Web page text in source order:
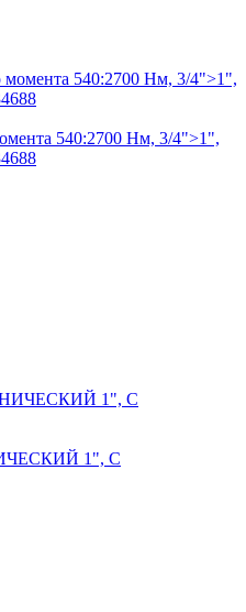
540:2700 Нм, 3/4">1",
1", С